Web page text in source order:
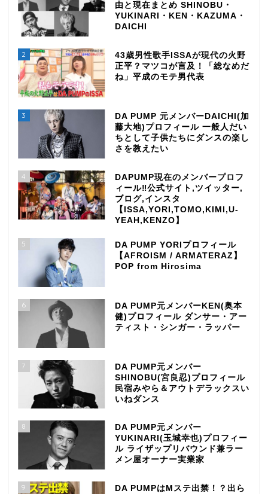
由と現在まとめ SHINOBU・
YUKINARI・KEN・KAZUMA・
DAICHI
2
43歳男性歌手ISSAが現代の火野
正平？マツコが言及！「総なめだ
ね」平成のモテ男代表
3
DA PUMP 元メンバーDAICHI(加
藤大地)プロフィール 一般人だい
ちとして子供たちにダンスの楽し
さを教えたい
4
DAPUMP現在のメンバープロフ
ィール‼公式サイト,ツイッター,
ブログ,インスタ
【ISSA,YORI,TOMO,KIMI,U-
YEAH,KENZO】
5
DA PUMP YORIプロフィール
【AFROISM / ARMATERAZ】
POP from Hirosima
6
DA PUMP元メンバーKEN(奥本
健)プロフィール ダンサー・アー
ティスト・シンガー・ラッパー
7
DA PUMP元メンバー
SHINOBU(宮良忍)プロフィール
民宿みやら＆アウトデラックスい
いねダンス
8
DA PUMP元メンバー
YUKINARI(玉城幸也)プロフィー
ル ライザップリバウンド兼ラー
メン屋オーナー実業家
9
DA PUMPはMステ出禁！？出ら